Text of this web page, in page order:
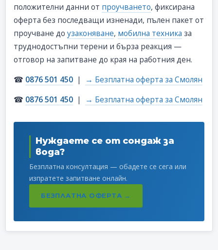
положителни данни от проучването, фиксирана
оферта без последващи изненади, пълен пакет от
проучване доузаконяване, мобилна техника за
труднодостъпни терени и бърза реакция —
отговор на запитване до края на работния ден.
☎ 0876 501 450 |
→ Безплатна оферта за Смолян
☎ 0876 501 450 | → Безплатна оферта за Смолян
Нуждаете се от сондаж за
вода?
Безплатна консултация — обадете се сега или
изпратете запитване онлайн.
БЕЗПЛАТНА ОФЕРТА →